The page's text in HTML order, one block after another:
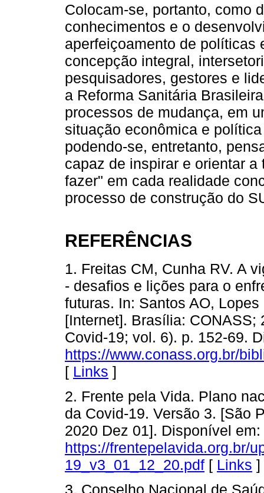
Colocam-se, portanto, como
conhecimentos e o
aperfeiçoamento de políticas
concepção integral,
pesquisadores, gestores e
a Reforma Sanitária
processos de mudança, em
situação econômica e
podendo-se, entretanto,
capaz de inspirar e orientar
fazer" em cada realidade
processo de construção do
REFERÊNCIAS
1. Freitas CM, Cunha RV. A
- desafios e lições para o
futuras. In: Santos AO,
[Internet]. Brasília: CONASS;
Covid-19; vol. 6). p. 152-69.
https://www.conass.org.br/
[ Links ]
2. Frente pela Vida. Plano
da Covid-19. Versão 3. [São
2020 Dez 01]. Disponível em:
https://frentepelavida.org.br/
19_v3_01_12_20.pdf [ Links ]
3. Conselho Nacional de